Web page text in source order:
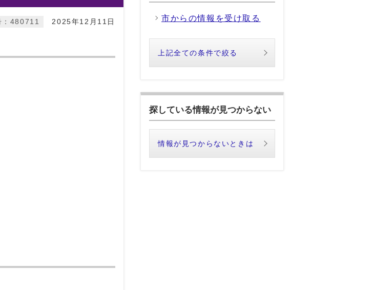
2025年12月11日
：480711 市からの情報を受け取る
上記全ての条件で絞る
探している情報が見つからない
情報が見つからないときは